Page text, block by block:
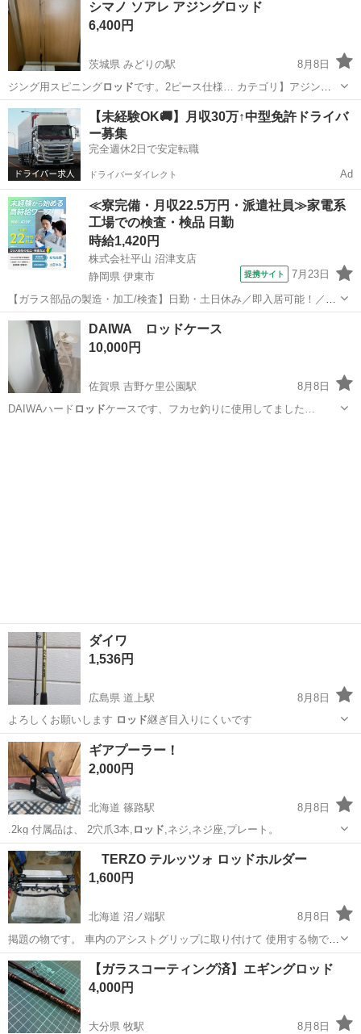
シマノ ソアレ アジングロッド
6,400円
茨城県 みどりの駅
8月8日
ジング用スピニングロッドです。2ピース仕様… カテゴリ】アジング
ロッド【商品の状態】目…
茨城 つくば市 みどりの駅 その他
【未経験OK🚚】月収30万↑中型免許ドライバ
ー募集
完全週休2日で安定転職
ドライバーダイレクト Ad
≪寮完備・月収22.5万円・派遣社員≫家電系
工場での検査・検品 日勤
時給1,420円
株式会社平山 沼津支店
静岡県 伊東市
提携サイト 7月23日
【ガラス部品の製造・加工/検査】日勤・土日休み／即入居可能！／伊
豆でのんびりライフ♪ ガラス部品の製造・加工/検査 【株式会社平山で
の正社員採用（無期雇用派遣）となります】 「2人で同じ職場で働き
たい」 「仕事も休みも一...
静岡 伊東市
DAIWA ロッドケース
10,000円
佐賀県 吉野ケ里公園駅
8月8日
DAIWAハード ロッドケースです、フカセ釣りに使用してました…
ダイワ
1,536円
広島県 道上駅
8月8日
よろしくお願いします ロッド継ぎ目入りにくいです
広島 福山市 道上駅
ギアプーラー！
2,000円
北海道 篠路駅
8月8日
.2kg 付属品は、 2穴爪3本, ロッド,ネジ,ネジ座,プレート。
北海道 札幌市
TERZO テルッツォ ロッドホルダー
1,600円
北海道 沼ノ端駅
8月8日
掲題の物です。 車内のアシストグリップに取り付けて 使用する物で
す。 使用に伴うキズ、汚れ、スポンジ部のかけ あります。 引き渡し
は苫小牧市ウトナイ周辺になります。
北海道 苫小牧市 キャリア、ラック テルッツォ
【ガラスコーティング済】エギングロッド
4,000円
大分県 牧駅
8月8日